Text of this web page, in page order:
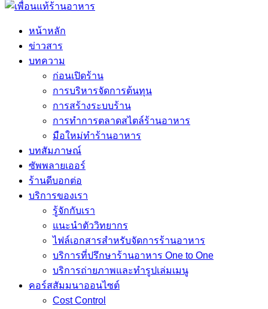
หน้าหลัก
ข่าวสาร
บทความ
ก่อนเปิดร้าน
การบริหารจัดการต้นทุน
การสร้างระบบร้าน
การทำการตลาดสไตล์ร้านอาหาร
มือใหม่ทำร้านอาหาร
บทสัมภาษณ์
ซัพพลายเออร์
ร้านดีบอกต่อ
บริการของเรา
รู้จักกับเรา
แนะนำตัววิทยากร
ไฟล์เอกสารสำหรับจัดการร้านอาหาร
บริการที่ปรึกษาร้านอาหาร One to One
บริการถ่ายภาพและทำรูปเล่มเมนู
คอร์สสัมมนาออนไซต์
Cost Control